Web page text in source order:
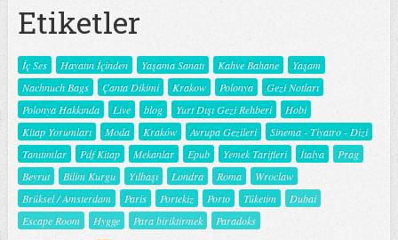
Etiketler
İç Ses Hayatın İçinden Yaşama Sanatı Kahve Bahane
Yaşam
Nachnuch Bags
Çanta Dikimi Krakow Polonya
Gezi Notları
Polonya Hakkında
Live blog Yurt Dışı Gezi Rehberi
Hobi
Kitap Yorumları
Moda Kraków Avrupa Gezileri
Sinema - Tiyatro - Dizi
Tanıtımlar
Pdf Kitap Mekanlar Epub Yemek Tarifleri İtalya
Prag
Beyrut
Bilim Kurgu Yılbaşı Londra Roma
Wroclaw
Brüksel / Amsterdam
Paris Portekiz Porto Tüketim
Dubai
Escape Room
Hygge Para biriktirmek Paradoks